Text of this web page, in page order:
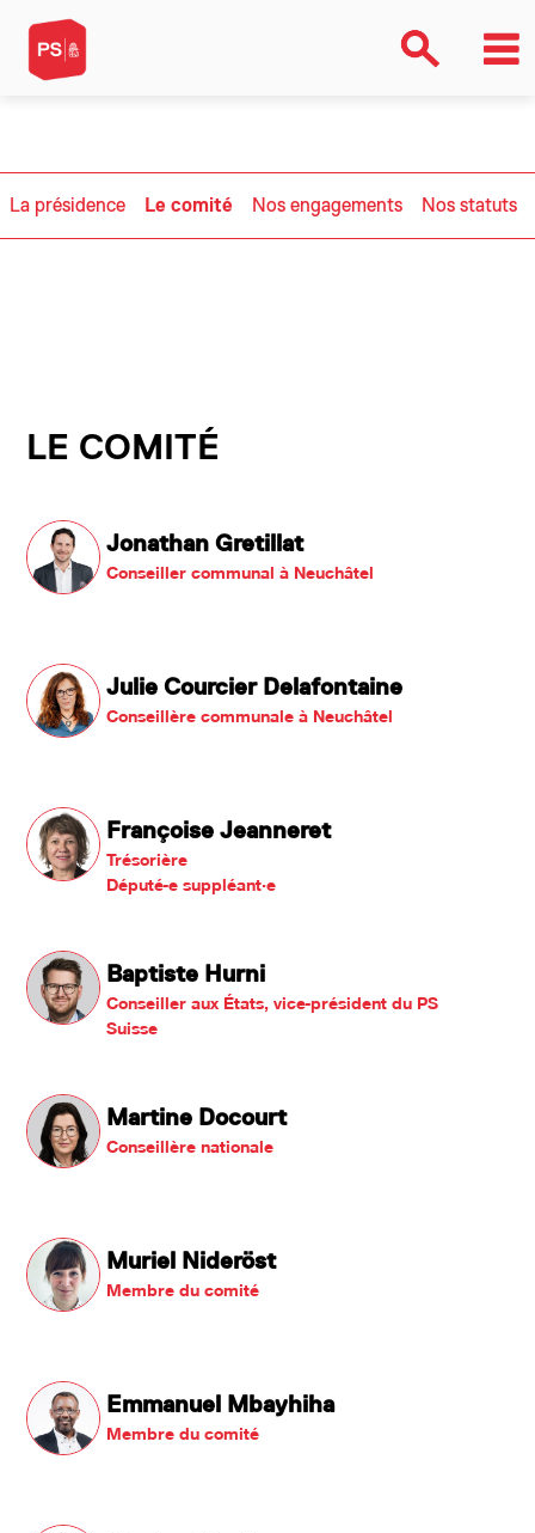
le-comitele-comitele-comitele-
comite>ArrayNONONONONONONONONONONONO
La présidence Le comité Nos engagements Nos statuts
LE COMITÉ
Jonathan Gretillat
Conseiller communal à Neuchâtel
Julie Courcier Delafontaine
Conseillère communale à Neuchâtel
Françoise Jeanneret
Trésorière
Député-e suppléant·e
Baptiste Hurni
Conseiller aux États, vice-président du PS
Suisse
Martine Docourt
Conseillère nationale
Muriel Nideröst
Membre du comité
Emmanuel Mbayhiha
Membre du comité